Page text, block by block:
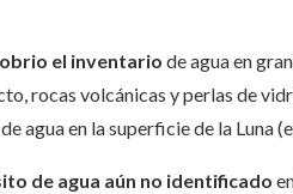
el inventario de agua en
rocas volcánicas y perlas de
agua en la superficie de la Luna
de agua aún no identificado